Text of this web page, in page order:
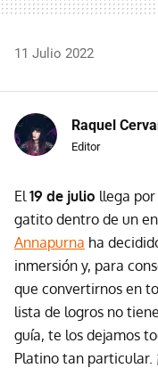
11 Julio 2022
Raquel
Editor
El 19 de julio llega
gatito dentro de un
Annapurna ha
inmersión y, para
que convertirnos en
lista de logros no
guía, te los dejamos
Platino tan particular.